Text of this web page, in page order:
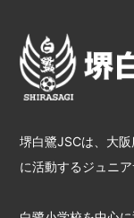
堺白鷺JSCは、大
に活動するジュニ